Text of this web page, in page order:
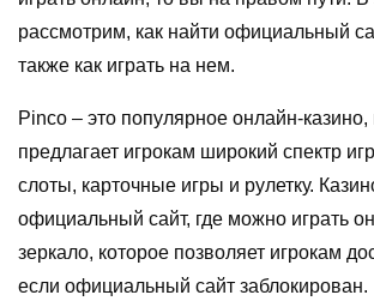
рассмотрим, как найти официальный
также как играть на нем.
Pinco – это популярное онлайн-казино,
предлагает игрокам широкий спектр
слоты, карточные игры и рулетку.
официальный сайт, где можно играть
зеркало, которое позволяет игрокам
если официальный сайт заблокирован.